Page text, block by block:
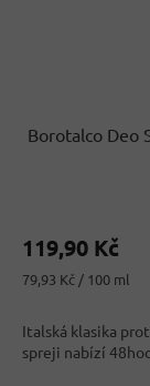
Borotalco Deo
119,90 Kč
Měrná
79,93 Kč / 100 ml
Italská klasika
spreji nabízí